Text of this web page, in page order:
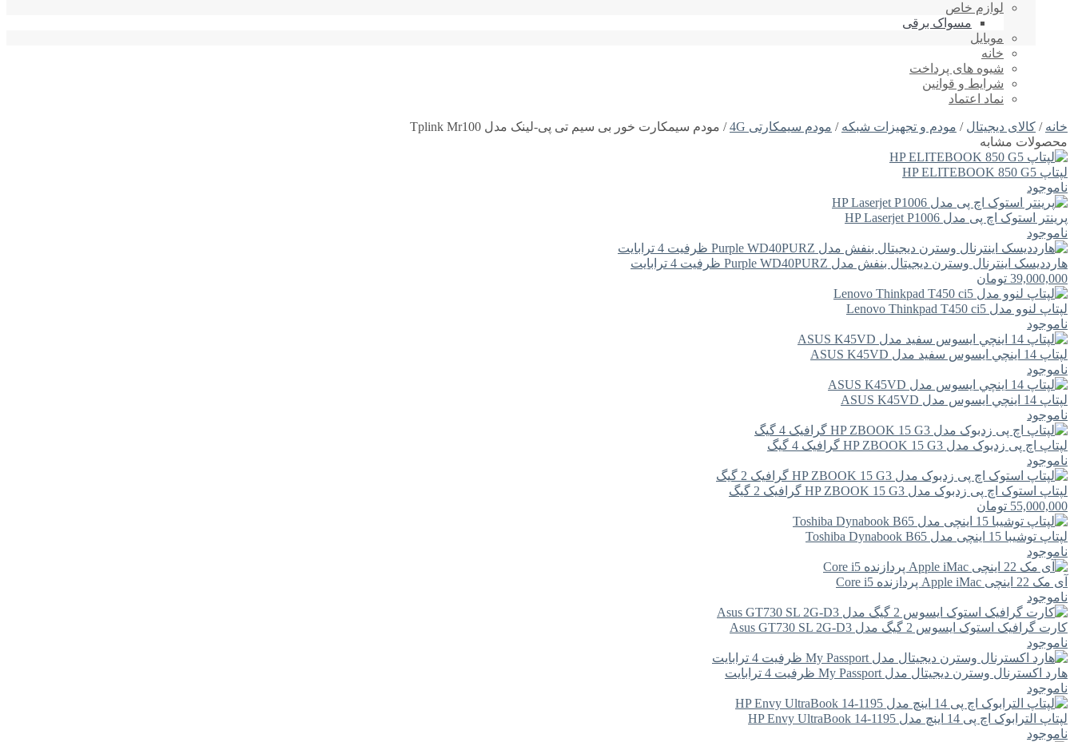
لوازم خاص
مسواک برقی
موبایل
خانه
شیوه های پرداخت
شرایط و قوانین
نماد اعتماد
خانه / کالای دیجیتال / مودم و تجهیزات شبکه / مودم سیمکارتی 4G
/ مودم سیمکارت خور بی سیم تی پی-لینک مدل Tplink Mr100
محصولات مشابه
لپتاپ HP ELITEBOOK 850 G5
ناموجود
پرینتر استوک اچ پی مدل HP Laserjet P1006
ناموجود
هارددیسک اینترنال وسترن دیجیتال بنفش مدل Purple WD40PURZ ظرفیت 4 ترابایت
39,000,000 تومان
لپتاپ لنوو مدل Lenovo Thinkpad T450 ci5
ناموجود
لپتاپ 14 اينچي ايسوس سفید مدل ASUS K45VD
ناموجود
لپتاپ 14 اينچي ايسوس مدل ASUS K45VD
ناموجود
لپتاپ اچ پی زدبوک مدل HP ZBOOK 15 G3 گرافیک 4 گیگ
ناموجود
لپتاپ استوک اچ پی زدبوک مدل HP ZBOOK 15 G3 گرافیک 2 گیگ
55,000,000 تومان
لپتاپ توشیبا 15 اینچی مدل Toshiba Dynabook B65
ناموجود
آی مک 22 اینچی Apple iMac پردازنده Core i5
ناموجود
کارت گرافیک استوک ایسوس 2 گیگ مدل Asus GT730 SL 2G-D3
ناموجود
هارد اکسترنال وسترن دیجیتال مدل My Passport ظرفیت 4 ترابایت
ناموجود
لپتاپ الترابوک اچ پی 14 اینچ مدل HP Envy UltraBook 14-1195
ناموجود